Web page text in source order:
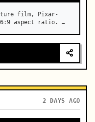
film, Pixar-
aspect ratio. …
2 DAYS AGO